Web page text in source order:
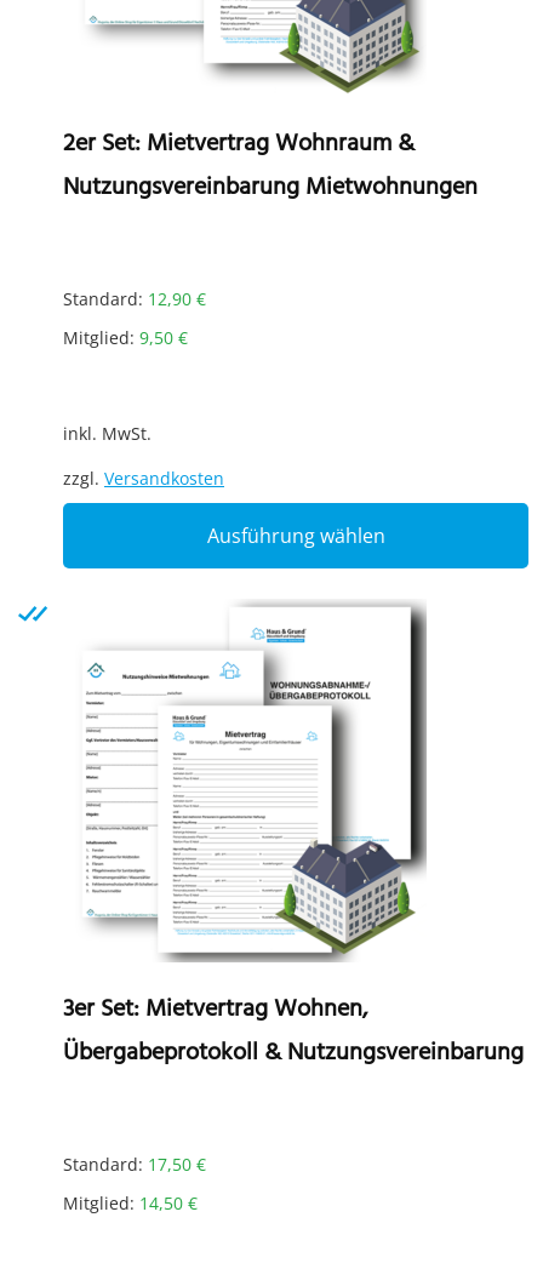
2er Set: Mietvertrag Wohnraum &
Nutzungsvereinbarung Mietwohnungen
Standard: 12,90 €
Mitglied: 9,50 €
inkl. MwSt.
zzgl. Versandkosten
Ausführung wählen
3er Set: Mietvertrag Wohnen,
Übergabeprotokoll & Nutzungsvereinbarung
Standard: 17,50 €
Mitglied: 14,50 €